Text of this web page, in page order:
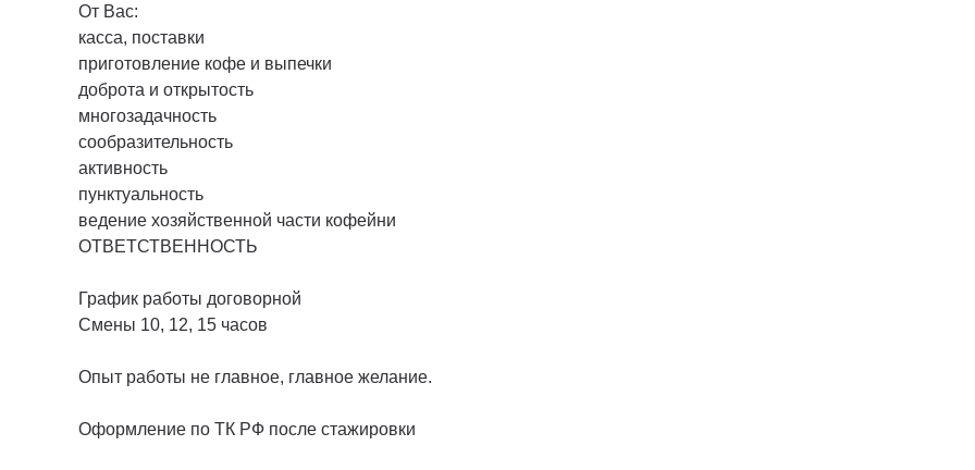
От Вас:
касса, поставки
приготовление кофе и выпечки
доброта и открытость
многозадачность
сообразительность
активность
пунктуальность
ведение хозяйственной части кофейни
ОТВЕТСТВЕННОСТЬ
График работы договорной
Смены 10, 12, 15 часов
Опыт работы не главное, главное желание.
Оформление по ТК РФ после стажировки